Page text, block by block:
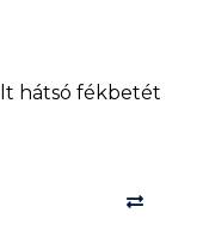
hátsó fékbetét